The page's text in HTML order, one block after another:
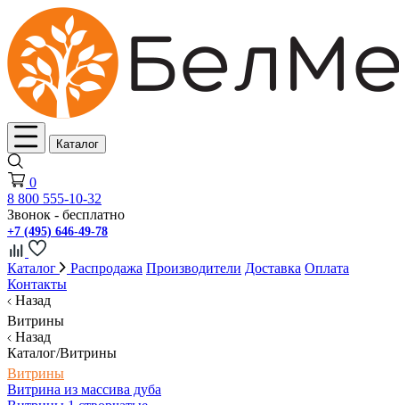
Каталог
0
8 800 555-10-32
Звонок - бесплатно
+7 (495) 646-49-78
Каталог Распродажа Производители Доставка Оплата
Контакты
Назад
Витрины
Назад
Каталог/Витрины
Витрины
Витрина из массива дуба